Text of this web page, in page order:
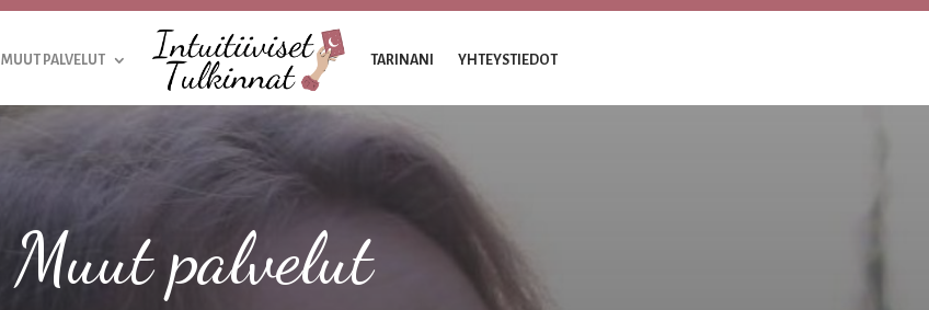
MUUT PALVELUT TARINANI YHTEYSTIEDOT
Muut palvelut